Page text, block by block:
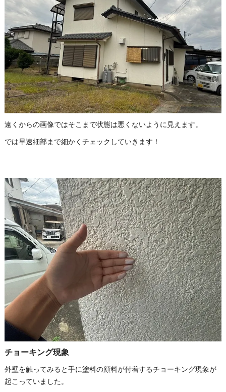
遠くからの画像ではそこまで状態は悪くないように見えます。
では早速細部まで細かくチェックしていきます！
チョーキング現象
外壁を触ってみると手に塗料の顔料が付着するチョーキング現象が
起こっていました。